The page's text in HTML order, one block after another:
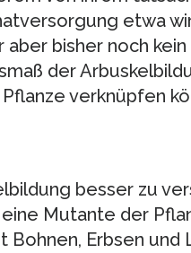
etwa
aber bisher noch
der
verknüpfen
besser zu
Mutante der
Erbsen und